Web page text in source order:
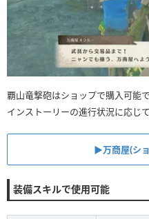
覇山竜撃砲はショップで購入可能
インストーリーの進行状況に応じ
▶︎万商屋(シ
装備スキルで使用可能